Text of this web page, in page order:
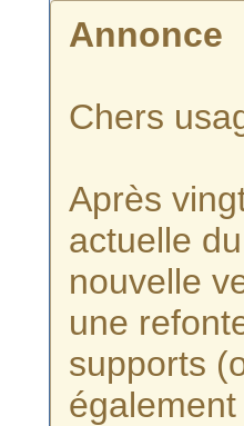
Annonce
Chers
Après
actuelle
nouvelle
une
supports